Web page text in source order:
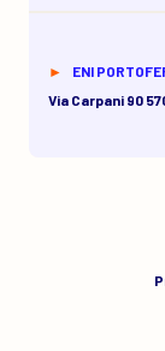
ENI
Via Carpani 90